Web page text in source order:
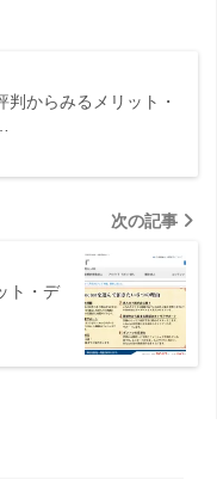
判からみるメリット・
次の記事
ト・デ